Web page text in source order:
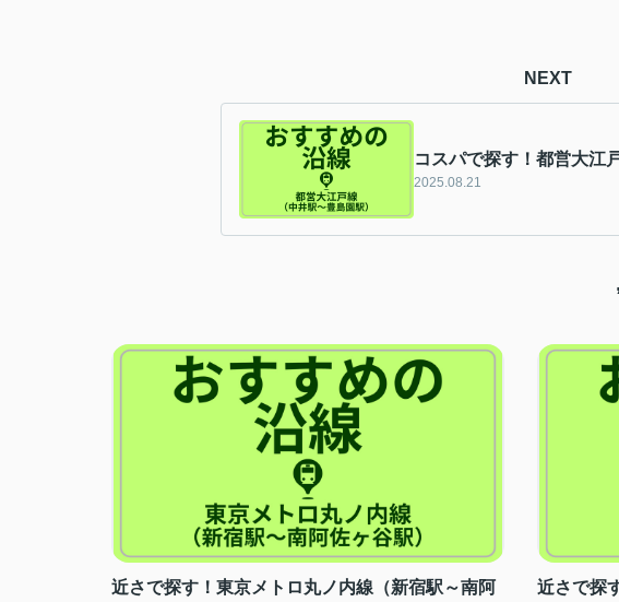
NEXT
コスパで探す！都営大江
2025.08.21
近さで探す！東京メトロ丸ノ内線（新宿駅～南阿
近さで探